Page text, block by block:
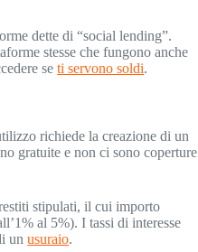
dette di “social lending”.
stesse che fungono anche
seti servono soldi.
richiede la creazione di un
gratuite e non ci sono coperture
stipulati, il cui importo
al 5%). I tassi di interesse
unusuraio.